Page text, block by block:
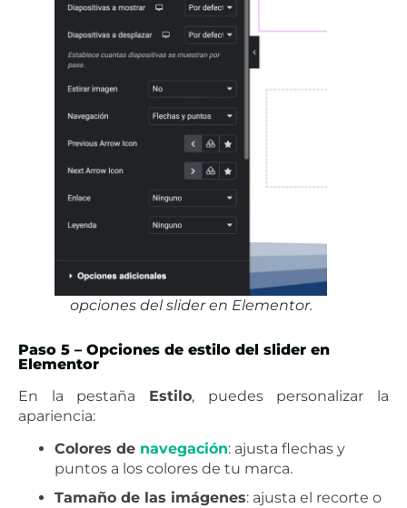
opciones del slider en Elementor.
Paso 5 – Opciones de estilo del slider en
Elementor
En la pestaña Estilo, puedes personalizar la
apariencia:
Colores de navegación: ajusta flechas y
puntos a los colores de tu marca.
Tamaño de las imágenes: ajusta el recorte o